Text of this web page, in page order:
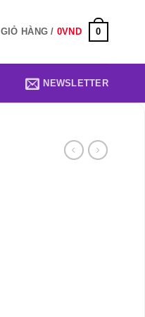
GIỎ HÀNG / 0VND 0
NEWSLETTER